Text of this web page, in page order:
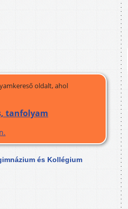
oldalt, ahol
tanfolyam
és Kollégium